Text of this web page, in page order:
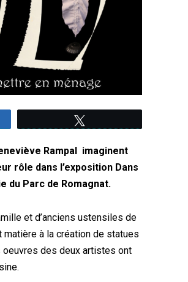
Rampal imaginent
rôle dans l’exposition Dans
du Parc de Romagnat.
et d’anciens ustensiles de
à la création de statues
des deux artistes ont